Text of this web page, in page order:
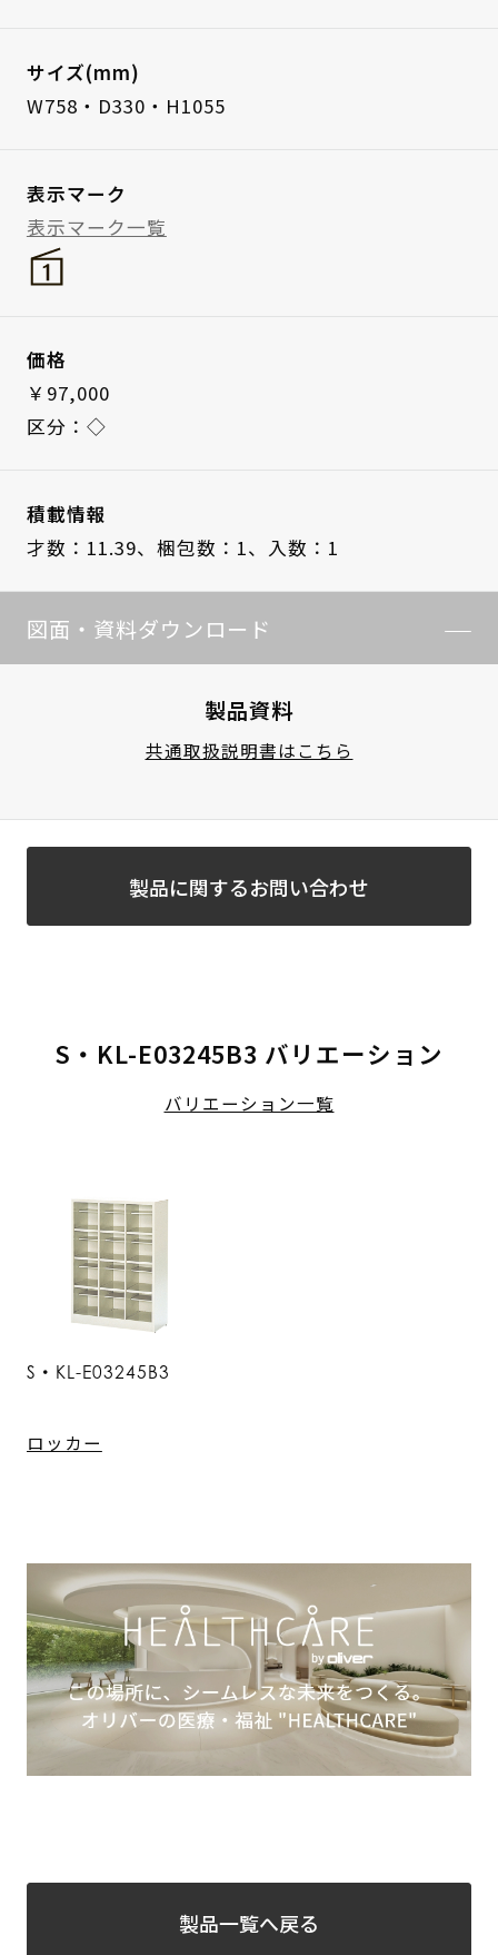
サイズ(mm)
W758・D330・H1055
表示マーク
表示マーク一覧
価格
￥97,000
区分：◇
積載情報
才数：11.39、 梱包数：1、 入数：1
図面・資料ダウンロード
製品資料
共通取扱説明書はこちら
製品に関するお問い合わせ
S・KL-E03245B3 バリエーション
バリエーション一覧
S・KL-E03245B3
ロッカー
製品一覧へ戻る